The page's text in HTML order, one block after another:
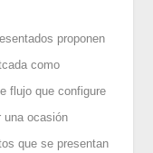
proponen
como
flujo que configure
una ocasión
que se presentan